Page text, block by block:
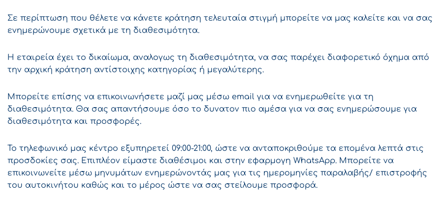
Σε περίπτωση που θέλετε να κάνετε κράτηση τελευταία στιγμή μπορείτε να μας καλείτε και να σας
ενημερώνουμε σχετικά με τη διαθεσιμότητα.
Η εταιρεία έχει το δικαίωμα, αναλογως τη διαθεσιμότητα, να σας παρέχει διαφορετικό όχημα από
την αρχική κράτηση αντίστοιχης κατηγορίας ή μεγαλύτερης.
Μπορείτε επίσης να επικοινωνήσετε μαζί μας μέσω email για να ενημερωθείτε για τη
διαθεσιμότητα. Θα σας απαντήσουμε όσο το δυνατον πιο αμέσα για να σας ενημερώσουμε για
διαθεσιμότητα και προσφορές.
Το τηλεφωνικό μας κέντρο εξυπηρετεί 09:00-21:00, ώστε να ανταποκριθούμε τα επομένα λεπτά στις
προσδοκίες σας. Επιπλέον είμαστε διαθέσιμοι και στην εφαρμογη WhatsApp. Μπορείτε να
επικοινωνείτε μέσω μηνυμάτων ενημερώνοντάς μας για τις ημερομηνίες παραλαβής/ επιστροφής
του αυτοκινήτου καθώς και το μέρος ώστε να σας στείλουμε προσφορά.